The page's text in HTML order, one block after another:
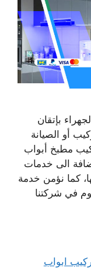
بإتقان
أو الصيانة
مطبخ أبواب
الى خدمات
كما نؤمن خدمة
في شركتنا
ابواب